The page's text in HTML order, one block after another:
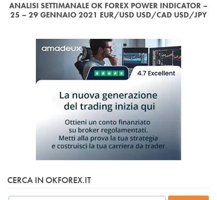
ANALISI SETTIMANALE OK FOREX POWER INDICATOR –
25 – 29 GENNAIO 2021 EUR/USD USD/CAD USD/JPY
CERCA IN OKFOREX.IT